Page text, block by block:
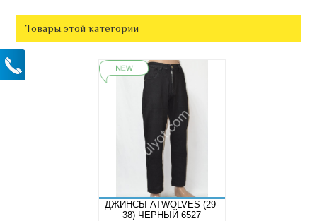
Товары этой категории
ДЖИНСЫ ATWOLVES (29-
38) ЧЕРНЫЙ 6527